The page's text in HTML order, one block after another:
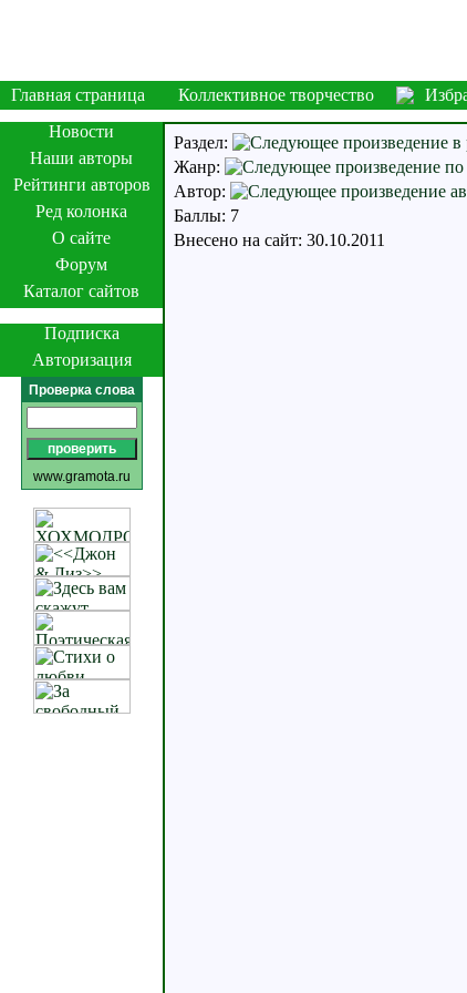
Главная страница Коллективное творчество
Новости
Наши авторы
Рейтинги авторов
Ред колонка
О сайте
Форум
Каталог сайтов
Подписка
Авторизация
Проверка слова
www.gramota.ru
Раздел:
Жанр:
Автор:
Баллы: 7
Внесено на сайт: 30.10.2011